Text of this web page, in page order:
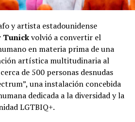
sostienen que la apertura
papel desempeñado por los
participaron en una de las
más exitosas del conflicto
y artista estadounidense
Tunickvolvió a convertir el
en materia prima de una
artística multitudinaria al
de 500 personas desnudas
una instalación concebida
dedicada a la diversidad y la
LGTBIQ+.